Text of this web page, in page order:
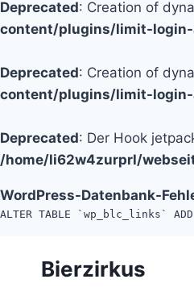
Deprecated: Creation of
content/plugins/limit-
Deprecated: Creation of
content/plugins/limit-
Deprecated: Der Hook
/home/li62w4zurprl/
WordPress-Datenbank-
ALTER TABLE `wp_blc_links`
Bierzirkus